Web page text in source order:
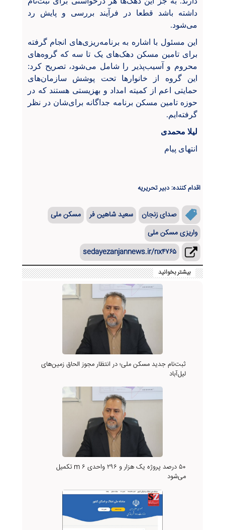
داشته باشد قطعا در فرآیند بررسی و پایش رد
می‌شود.
این مسئول با اشاره به برنامه‌ریزی‌های انجام گرفته
برای تامین مسکن دهک‌های یک تا سه که گروه‌های
محروم و آسیب‌پذیر را شامل می‌شود، تصریح کرد:
این گروه از خانوارها تحت پوشش سازمان‌های
حمایتی اعم از کمیته امداد و بهزیستی هستند که در
حوزه تامین مسکن برنامه جداگانه برای‌شان در نظر
گرفته‌ایم.
لیلا محمدی
انتهای پیام
اقدام کننده: دبیر تحریریه
صدای زنجان سعید شاهین فر
مسکن ملی
واریزی مسکن ملی
sedayezanjannews.ir/nx۴۷۶۵
بیشتر بخوانید
ثبت‌نام جدید مسکن ملی؛ در انتظار مجوز الحاق زمین‌های
لیل‌آباد
۵۰ درصد پروژه یک هزار و ۲۹۶ واحدی m ۶ تکمیل
می‌شود